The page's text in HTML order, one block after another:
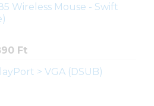
Wireless Mouse - Swift
Ft.
FtCurrent
is:> VGA (DSUB)